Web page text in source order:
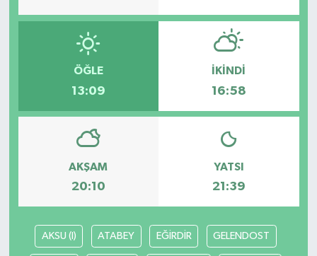
ÖĞLE
13:09
İKINDI
16:58
AKŞAM
20:10
YATSI
21:39
AKSU (I) ATABEY EĞİRDİR GELENDOST